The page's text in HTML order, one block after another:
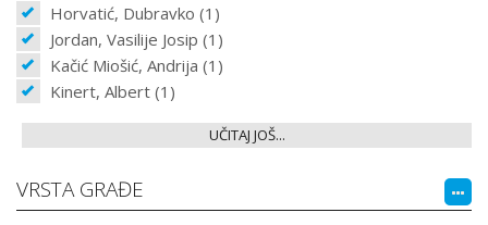
Horvatić, Dubravko (1)
Jordan, Vasilije Josip (1)
Kačić Miošić, Andrija (1)
Kinert, Albert (1)
UČITAJ JOŠ...
VRSTA GRAĐE